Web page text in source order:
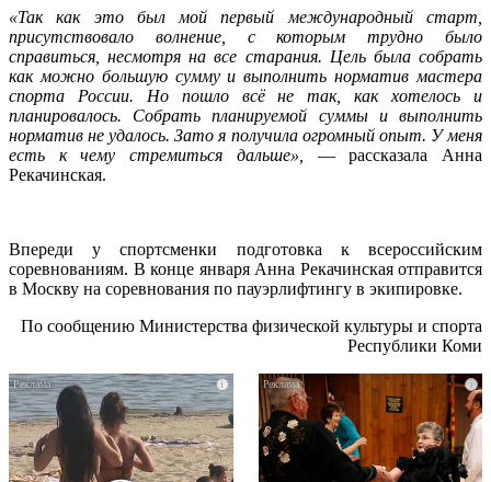
«Так как это был мой первый международный старт,
присутствовало волнение, с которым трудно было
справиться, несмотря на все старания. Цель была собрать
как можно большую сумму и выполнить норматив мастера
спорта России. Но пошло всё не так, как хотелось и
планировалось. Собрать планируемой суммы и выполнить
норматив не удалось. Зато я получила огромный опыт. У меня
есть к чему стремиться дальше»,
— рассказала Анна
Рекачинская.
Впереди у спортсменки подготовка к всероссийским
соревнованиям. В конце января Анна Рекачинская отправится
в Москву на соревнования по пауэрлифтингу в экипировке.
По сообщению Министерства физической культуры и спорта
Республики Коми
i i